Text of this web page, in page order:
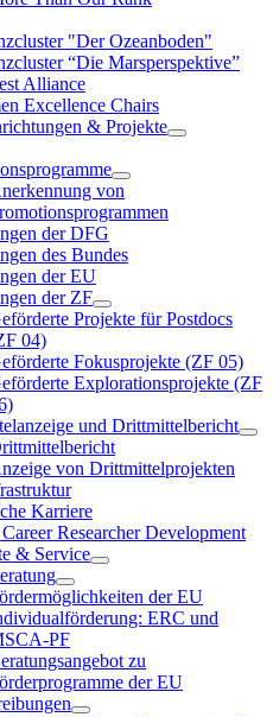
"Der Ozeanboden"
“Die Marsperspektive”
Alliance
Excellence Chairs
& Projekte
von
der DFG
des Bundes
der EU
der ZF
Projekte für Postdocs
04)
Fokusprojekte (ZF 05)
Explorationsprojekte (ZF
und Drittmittelbericht
von Drittmittelprojekten
Karriere
Researcher Development
& Service
der EU
ERC und
PF
zu
der EU